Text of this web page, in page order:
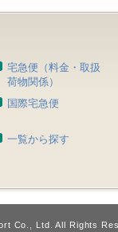
宅急便（料金・取扱
荷物関係）
国際宅急便
一覧から探す
Co., Ltd. All Rights